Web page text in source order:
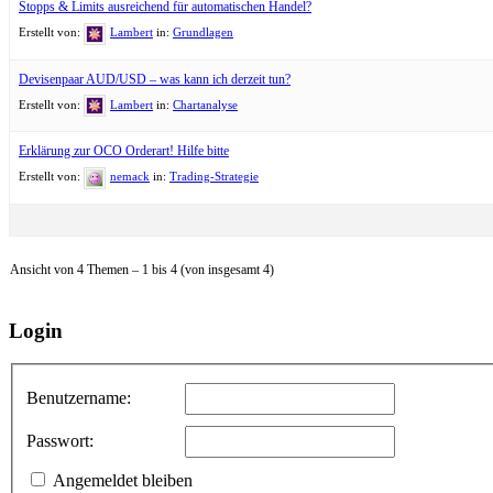
Stopps & Limits ausreichend für automatischen Handel?
Erstellt von: Lambert in: Grundlagen
Devisenpaar AUD/USD – was kann ich derzeit tun?
Erstellt von: Lambert in: Chartanalyse
Erklärung zur OCO Orderart! Hilfe bitte
Erstellt von: nemack in: Trading-Strategie
Ansicht von 4 Themen – 1 bis 4 (von insgesamt 4)
Login
Benutzername:
Passwort:
Angemeldet bleiben